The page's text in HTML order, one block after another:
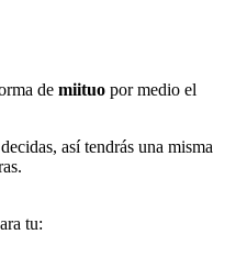
de miituo por medio el
así tendrás una misma
tu: